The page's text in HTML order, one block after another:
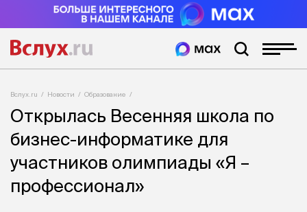
Вслух.ru Новости Образование
Открылась Весенняя школа по
бизнес-информатике для
участников олимпиады «Я –
профессионал»